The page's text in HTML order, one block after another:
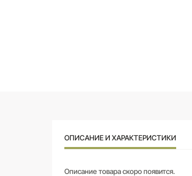
ОПИСАНИЕ И ХАРАКТЕРИСТИКИ
Описание товара скоро появится.